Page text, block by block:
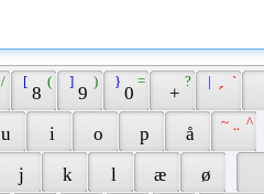
/
8
(
[
9
)
]
0
=
}
+
?
´
`
|
u i o p å ¨
^
~
j k l æ
ø